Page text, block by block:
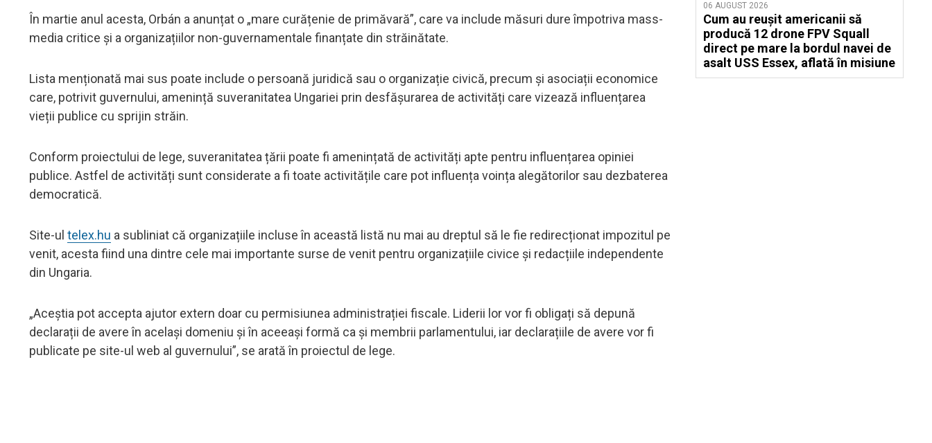
În martie anul acesta, Orbán a anunțat o „mare curățenie de primăvară”, care va include măsuri dure împotriva mass-
media critice și a organizațiilor non-guvernamentale finanțate din străinătate.
Lista menționată mai sus poate include o persoană juridică sau o organizație civică, precum și asociații economice
care, potrivit guvernului, amenință suveranitatea Ungariei prin desfășurarea de activități care vizează influențarea
vieții publice cu sprijin străin.
Conform proiectului de lege, suveranitatea țării poate fi amenințată de activități apte pentru influențarea opiniei
publice. Astfel de activități sunt considerate a fi toate activitățile care pot influența voința alegătorilor sau dezbaterea
democratică.
Site-ul telex.hu a subliniat că organizațiile incluse în această listă nu mai au dreptul să le fie redirecționat impozitul pe
venit, acesta fiind una dintre cele mai importante surse de venit pentru organizațiile civice și redacțiile independente
din Ungaria.
„Aceștia pot accepta ajutor extern doar cu permisiunea administrației fiscale. Liderii lor vor fi obligați să depună
declarații de avere în același domeniu și în aceeași formă ca și membrii parlamentului, iar declarațiile de avere vor fi
publicate pe site-ul web al guvernului”, se arată în proiectul de lege.
06 AUGUST 2026
Cum au reușit americanii să
producă 12 drone FPV Squall
direct pe mare la bordul navei de
asalt USS Essex, aflată în misiune